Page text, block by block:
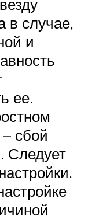
в случае,
и
ее.
сбой
Следует